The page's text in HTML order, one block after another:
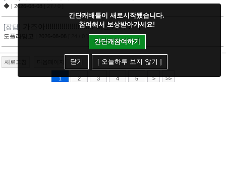
◆ | 2026-08-08
[잡담]
가즈아!!!!!!!!!!!!!!!!!!!!!!!! 히노카미 카구
라!!!!!!!!!!!!!!!!!!!!!!!!!!!!!!!!!!!!
도플라밍고
새로고침
1 2 3 4 5 > >>
간단캐배틀이 새로시작됐습니다.
참여해서 보상받아가세요!
간단캐참여하기
닫기 [ 오늘하루 보지 않기 ]